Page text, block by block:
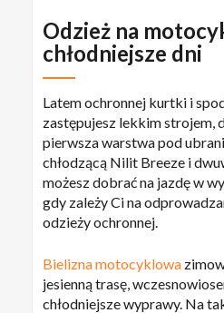
Odzież na
chłodniejsze dni
Latem ochronnej kurtki i
zastępujesz lekkim strojem,
pierwsza warstwa pod
chłodzącą Nilit Breeze i
możesz dobrać na jazdę w
gdy zależy Ci na
odzieży ochronnej.
Bielizna motocyklowa
jesienną trasę,
chłodniejsze wyprawy. Na